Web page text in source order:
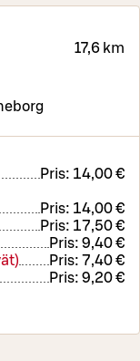
17,6 km
Pris: 14,00 €
Pris: 14,00 €
Pris: 17,50 €
Pris: 9,40 €
Pris: 7,40 €
Pris: 9,20 €